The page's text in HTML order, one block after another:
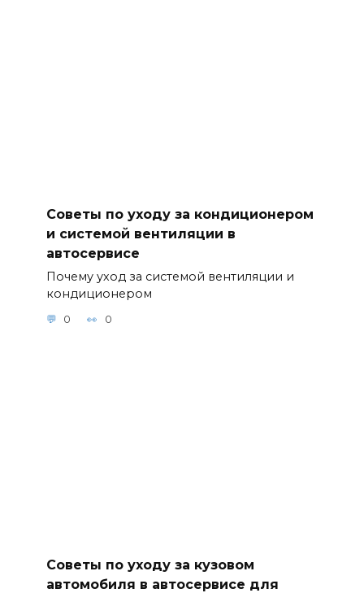
Советы по уходу за кондиционером
и системой вентиляции в
автосервисе
Почему уход за системой вентиляции и
кондиционером
0 0
Советы по уходу за кузовом
автомобиля в автосервисе для